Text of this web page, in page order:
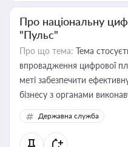
Про національну
"Пульс"
Про що тема: Тема
впровадження цифрової
меті забезпечити
бізнесу з органами
Державна служба